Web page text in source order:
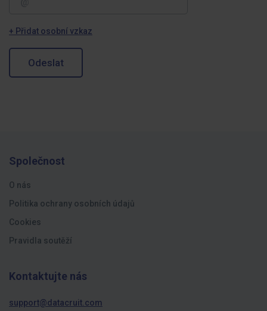
+ Přidat osobní vzkaz
Odeslat
Společnost
O nás
Politika ochrany osobních údajů
Cookies
Pravidla soutěží
Kontaktujte nás
support@datacruit.com